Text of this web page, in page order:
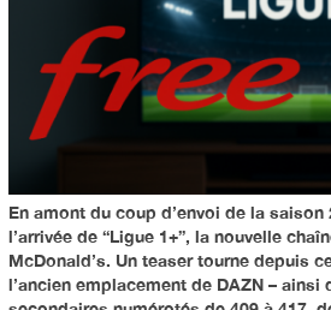
En amont du coup d’envoi de la saison
l’arrivée de “Ligue 1+”, la nouvelle
McDonald’s. Un teaser tourne depuis
l’ancien emplacement de DAZN – ainsi